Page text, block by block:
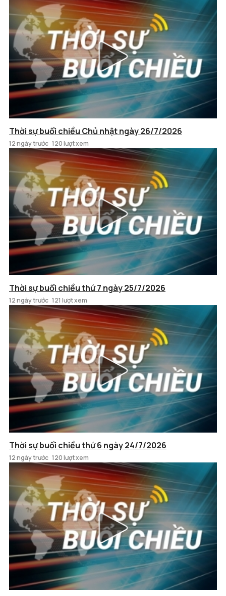
Thời sự buổi chiều Chủ nhật ngày 26/7/2026
12 ngày trước 120 lượt xem
Thời sự buổi chiều thứ 7 ngày 25/7/2026
12 ngày trước 121 lượt xem
Thời sự buổi chiều thứ 6 ngày 24/7/2026
12 ngày trước 120 lượt xem